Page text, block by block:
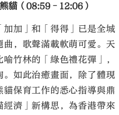
貓（08:59–12:06）
加」和「得得」已是全城
，歌聲滿載軟萌可愛。天
竹林的「綠色禮花彈」，
如此治癒畫面，除了體現
貓保育工作的悉心指導與鼎
濟」新構思，為香港帶來